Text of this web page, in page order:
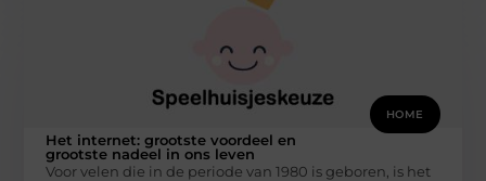
HOME
Het internet: grootste voordeel en
grootste nadeel in ons leven
Voor velen die in de periode van 1980 is geboren, is het